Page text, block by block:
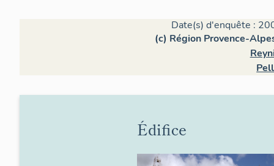
Date(s) d'enquête :
(c) Région Provence-
Édifice